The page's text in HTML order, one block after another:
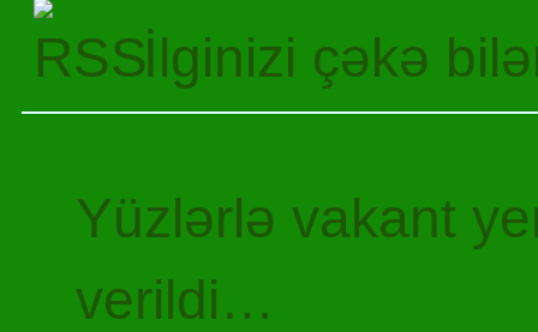
İlginizi çəkə
Yüzlərlə vakant
verildi…